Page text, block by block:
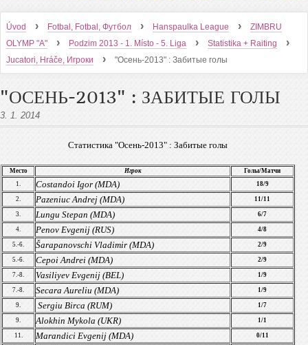
Úvod › Fotbal, Fotbal, Футбол › Hanspaulka League ›
ZIMBRU
OLYMP "A"
› Podzim 2013 - 1. Místo - 5. Liga › Statistika + Raiting ›
Jucatori, Hráče, Игроки › "Осень-2013" : Забитые голы
"ОСЕНЬ-2013" : ЗАБИТЫЕ ГОЛЫ
3. 1. 2014
Статистика "Осень-2013" : Забитые голы
Место Игрок
Голы/Матчи
1.
Costandoi Igor (MDA) 18/9
2. Pazeniuc Andrej (MDA) 11/11
3. Lungu Stepan (MDA) 6/7
4. Penov Evgenij (RUS) 4/8
5.-6. Šarapanovschi Vladimir (MDA) 2/9
5.-6. Cepoi Andrei (MDA) 2/9
7.-8. Vasiliyev Evgenij (BEL) 1/9
7.-8. Secara Aureliu (MDA) 1/9
9. Sergiu Birca (RUM) 1/7
9. Alokhin Mykola (UKR) 1/1
11. Marandici Evgenij (MDA) 0/11